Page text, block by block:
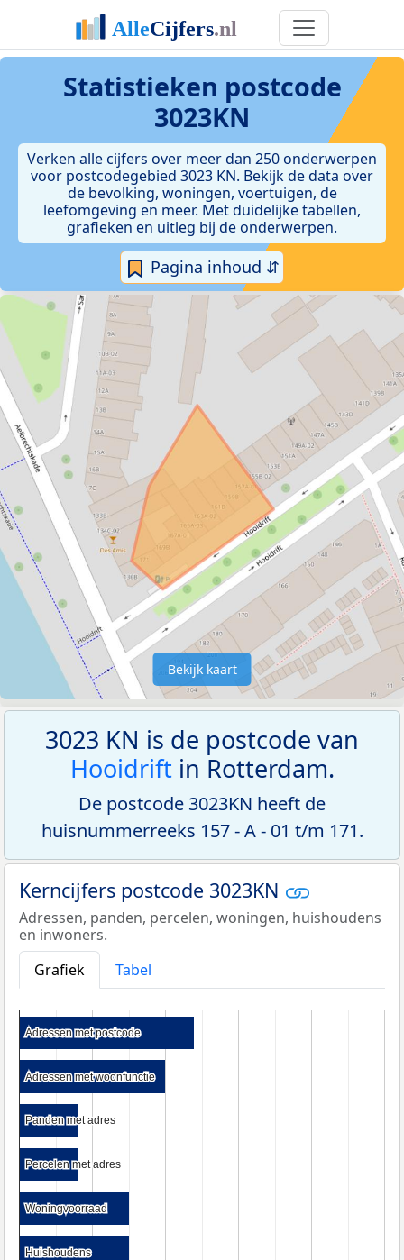
Statistieken postcode
3023KN
Verken alle cijfers over meer dan 250 onderwerpen
voor postcodegebied 3023 KN. Bekijk de data over
de bevolking, woningen, voertuigen, de
leefomgeving en meer. Met duidelijke tabellen,
grafieken en uitleg bij de onderwerpen.
Pagina inhoud ⇵
Bekijk kaart
3023 KN is de postcode van
Hooidriftin Rotterdam.
De postcode 3023KN heeft de
huisnummerreeks 157 - A - 01 t/m 171.
Kerncijfers postcode 3023KN
Adressen, panden, percelen, woningen, huishoudens
en inwoners.
Grafiek
Tabel
Adressen met postcode
Adressen met postcode
Adressen met woonfunctie
Adressen met woonfunctie
Panden met adres
Panden met adres
Percelen met adres
Percelen met adres
Woningvoorraad
Woningvoorraad
Huishoudens
Huishoudens